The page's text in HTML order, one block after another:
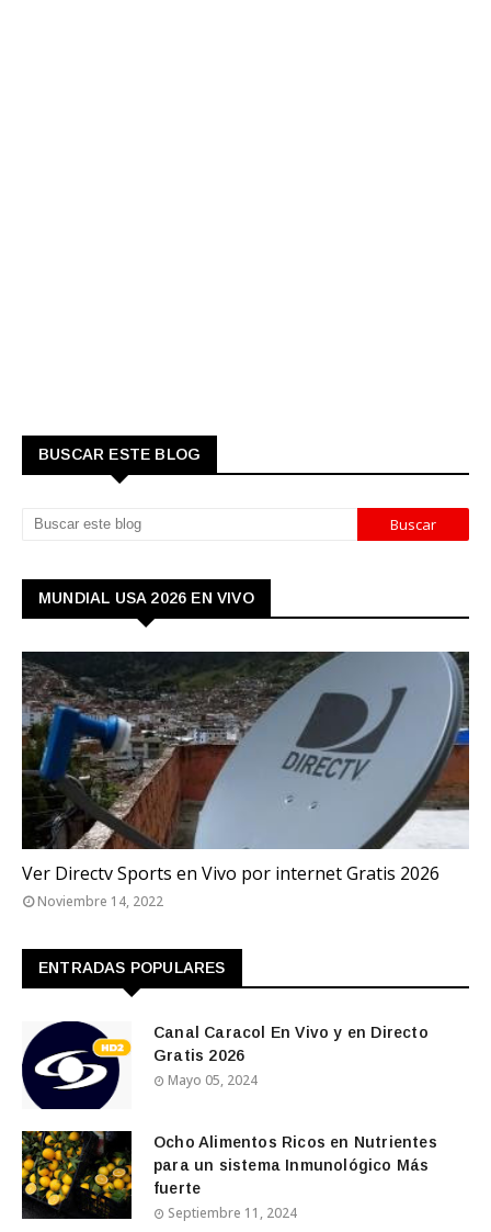
BUSCAR ESTE BLOG
MUNDIAL USA 2026 EN VIVO
Ver Directv Sports en Vivo por internet Gratis 2026
Noviembre 14, 2022
ENTRADAS POPULARES
Canal Caracol En Vivo y en Directo
Gratis 2026
Mayo 05, 2024
Ocho Alimentos Ricos en Nutrientes
para un sistema Inmunológico Más
fuerte
Septiembre 11, 2024